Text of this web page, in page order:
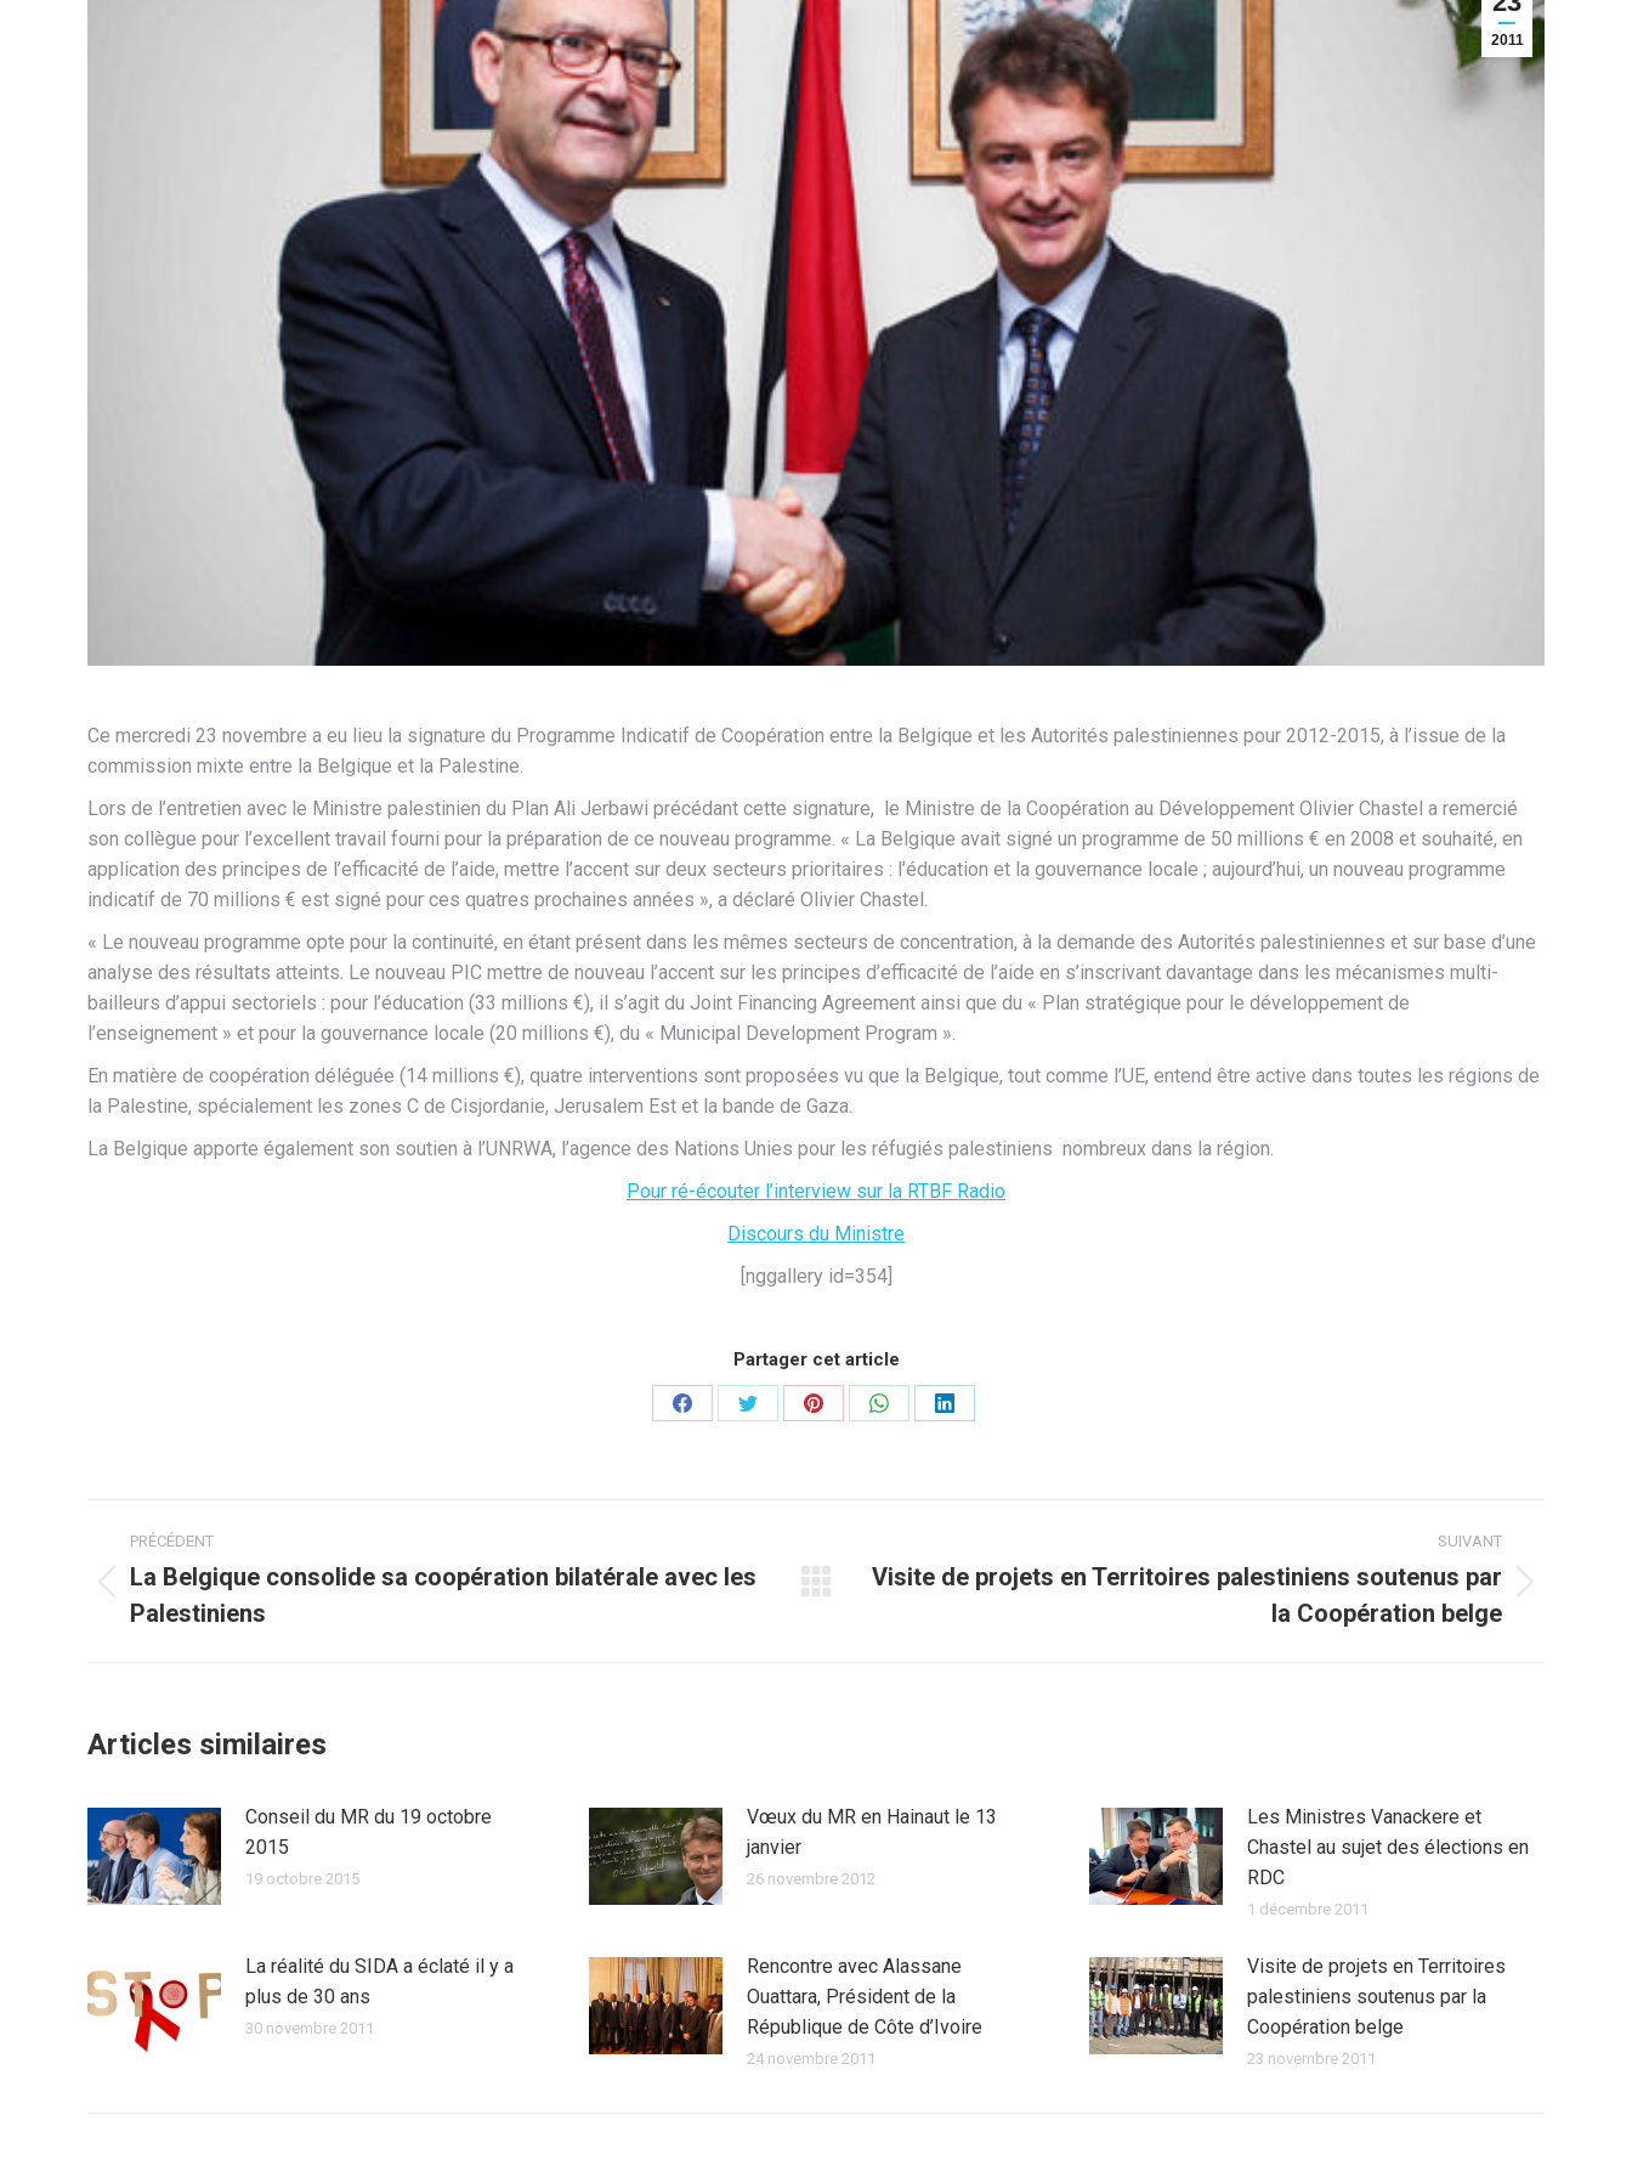
2011
Ce mercredi 23 novembre a eu lieu la signature du Programme Indicatif de Coopération entre la Belgique et les Autorités palestiniennes pour 2012-2015, à l’issue de la
commission mixte entre la Belgique et la Palestine.
Lors de l’entretien avec le Ministre palestinien du Plan Ali Jerbawi précédant cette signature, le Ministre de la Coopération au Développement Olivier Chastel a remercié
son collègue pour l’excellent travail fourni pour la préparation de ce nouveau programme. « La Belgique avait signé un programme de 50 millions € en 2008 et souhaité, en
application des principes de l’efficacité de l’aide, mettre l’accent sur deux secteurs prioritaires : l’éducation et la gouvernance locale ; aujourd’hui, un nouveau programme
indicatif de 70 millions € est signé pour ces quatres prochaines années », a déclaré Olivier Chastel.
« Le nouveau programme opte pour la continuité, en étant présent dans les mêmes secteurs de concentration, à la demande des Autorités palestiniennes et sur base d’une
analyse des résultats atteints. Le nouveau PIC mettre de nouveau l’accent sur les principes d’efficacité de l’aide en s’inscrivant davantage dans les mécanismes multi-
bailleurs d’appui sectoriels : pour l’éducation (33 millions €), il s’agit du Joint Financing Agreement ainsi que du « Plan stratégique pour le développement de
l’enseignement » et pour la gouvernance locale (20 millions €), du « Municipal Development Program ».
En matière de coopération déléguée (14 millions €), quatre interventions sont proposées vu que la Belgique, tout comme l’UE, entend être active dans toutes les régions de
la Palestine, spécialement les zones C de Cisjordanie, Jerusalem Est et la bande de Gaza.
La Belgique apporte également son soutien à l’UNRWA, l’agence des Nations Unies pour les réfugiés palestiniens nombreux dans la région.
Pour ré-écouter l’interview sur la RTBF Radio
Discours du Ministre
[nggallery id=354]
Partager cet article
PartagerPartagerPartagerPartagerPartager
Navigation
article
PRÉCÉDENT
précédent
La Belgique consolide sa coopération bilatérale avec les
Palestiniens
SUIVANT
Visite de projets en Territoires palestiniens soutenus par
la Coopération belge
Articles similaires
Conseil du MR du 19 octobre
2015
19 octobre 2015
Vœux du MR en Hainaut le 13
janvier
26 novembre 2012
Les Ministres Vanackere et
Chastel au sujet des élections en
RDC
1 décembre 2011
La réalité du SIDA a éclaté il y a
plus de 30 ans
30 novembre 2011
Rencontre avec Alassane
Ouattara, Président de la
République de Côte d’Ivoire
24 novembre 2011
Visite de projets en Territoires
palestiniens soutenus par la
Coopération belge
23 novembre 2011